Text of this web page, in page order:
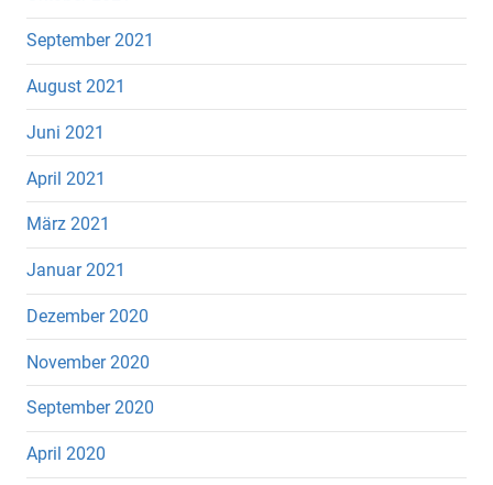
September 2021
August 2021
Juni 2021
April 2021
März 2021
Januar 2021
Dezember 2020
November 2020
September 2020
April 2020